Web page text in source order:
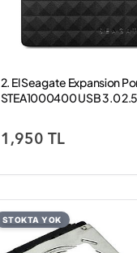
2. El Seagate Expansion
STEA1000400 USB 3.0
1,950 TL
STOKTA YOK